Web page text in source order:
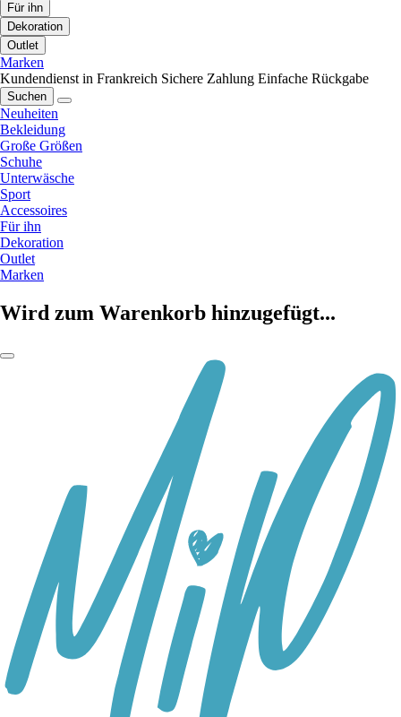
Für ihn
Dekoration
Outlet
Marken
Kundendienst in Frankreich Sichere Zahlung Einfache Rückgabe
Suchen
Neuheiten
Bekleidung
Große Größen
Schuhe
Unterwäsche
Sport
Accessoires
Für ihn
Dekoration
Outlet
Marken
Wird zum Warenkorb hinzugefügt...